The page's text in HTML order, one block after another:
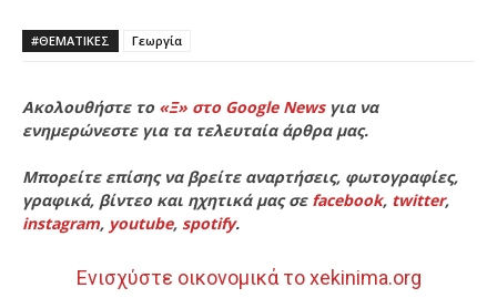
#ΘΕΜΑΤΙΚΈΣ Γεωργία
Ακολουθήστε το «Ξ» στο Google Newsγια να
ενημερώνεστε για τα τελευταία άρθρα μας.
Μπορείτε επίσης να βρείτε αναρτήσεις, φωτογραφίες,
γραφικά, βίντεο και ηχητικά μας σε facebook, twitter,
instagram, youtube, spotify.
Ενισχύστε οικονομικά το xekinima.org